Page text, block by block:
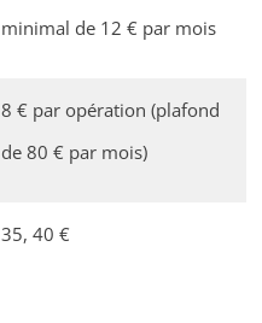
minimal de 12 € par mois
8 € par opération (plafond
de 80 € par mois)
35, 40 €